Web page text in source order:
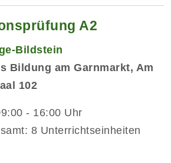
A2
Bildstein
Bildung am Garnmarkt, Am
102
- 16:00 Uhr
8 Unterrichtseinheiten